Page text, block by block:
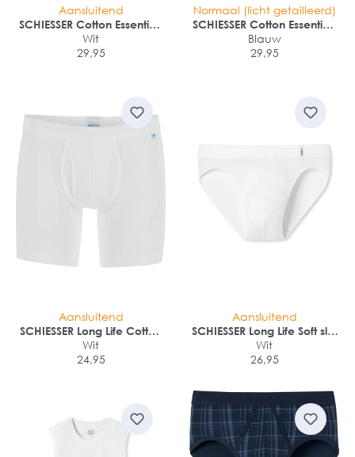
Aansluitend
SCHIESSER Cotton Essentials
shorts (2-pack)
Wit
29,95
Normaal (licht getailleerd)
SCHIESSER Cotton Essentials
singlet (2-pack)
Blauw
29,95
Aansluitend
SCHIESSER Long Life Cotton
shorts (1-pack)
Wit
24,95
Aansluitend
SCHIESSER Long Life Soft slip
(1-pack)
Wit
26,95